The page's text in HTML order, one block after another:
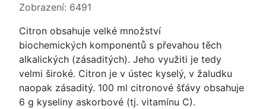
Zobrazení: 6491
Citron obsahuje velké množství
biochemických komponentů s převahou těch
alkalických (zásaditých). Jeho využiti je tedy
velmi široké. Citron je v ústec kyselý, v žaludku
naopak zásaditý. 100 ml citronové šťávy obsahuje
6 g kyseliny askorbové (tj. vitamínu C).